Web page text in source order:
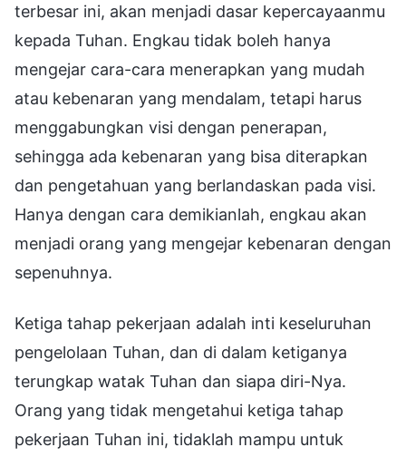
terbesar ini, akan menjadi dasar kepercayaanmu
kepada Tuhan. Engkau tidak boleh hanya
mengejar cara-cara menerapkan yang mudah
atau kebenaran yang mendalam, tetapi harus
menggabungkan visi dengan penerapan,
sehingga ada kebenaran yang bisa diterapkan
dan pengetahuan yang berlandaskan pada visi.
Hanya dengan cara demikianlah, engkau akan
menjadi orang yang mengejar kebenaran dengan
sepenuhnya.
Ketiga tahap pekerjaan adalah inti keseluruhan
pengelolaan Tuhan, dan di dalam ketiganya
terungkap watak Tuhan dan siapa diri-Nya.
Orang yang tidak mengetahui ketiga tahap
pekerjaan Tuhan ini, tidaklah mampu untuk